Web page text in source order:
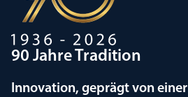
90 Jahre Tradition
Innovation, geprägt von einer